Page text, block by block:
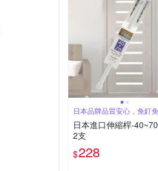
日本品牌品質安心，免釘
簡單安裝
日本進口伸縮桿-
2支
$228